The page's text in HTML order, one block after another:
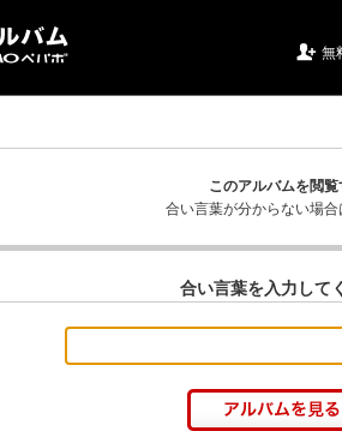
 無
このアルバムを閲覧
合い言葉が分からない場合
合い言葉を入力して